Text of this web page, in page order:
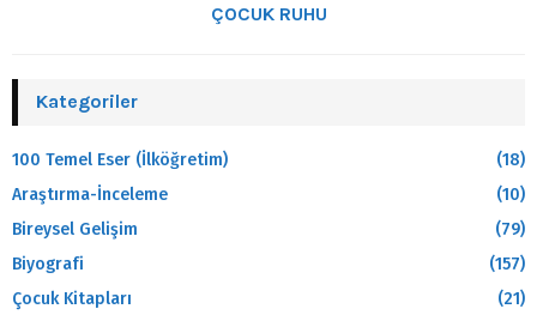
ÇOCUK RUHU
Kategoriler
100 Temel Eser (İlköğretim)
(18)
Araştırma-İnceleme
(10)
Bireysel Gelişim
(79)
Biyografi
(157)
Çocuk Kitapları
(21)